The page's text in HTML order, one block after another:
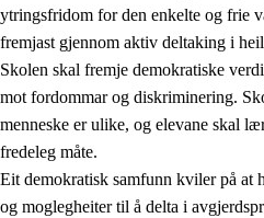
1. Verdigrunnlaget i
1.1 Menneskeverdet
1.2 Identitet og kulturelt
1.3 Kritisk tenking og etisk
1.4 Skaparglede,
ytringsfridom for den enkelte og frie
fremjast gjennom aktiv deltaking i
Skolen skal fremje demokratiske
mot fordommar og diskriminering.
menneske er ulike, og elevane skal
fredeleg måte.
Eit demokratisk samfunn kviler på at
og moglegheiter til å delta i